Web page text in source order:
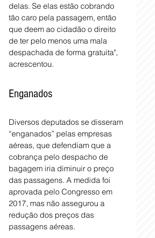
delas. Se elas estão cobrando
tão caro pela passagem, então
que deem ao cidadão o direito
de ter pelo menos uma mala
despachada de forma gratuita",
acrescentou.
Enganados
Diversos deputados se disseram
“enganados” pelas empresas
aéreas, que defendiam que a
cobrança pelo despacho de
bagagem iria diminuir o preço
das passagens. A medida foi
aprovada pelo Congresso em
2017, mas não assegurou a
redução dos preços das
passagens aéreas.